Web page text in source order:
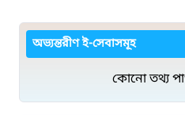
অভ্যন্তরীণ ই-সেবাসমূহ
কোনো তথ্য